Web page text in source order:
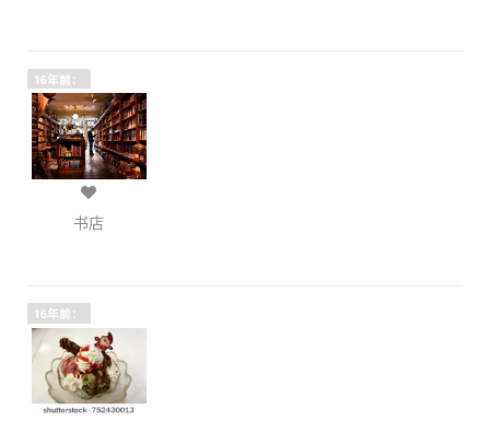
16年前：
书店
16年前：